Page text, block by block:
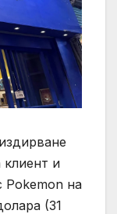
и
Pokemon на
(31